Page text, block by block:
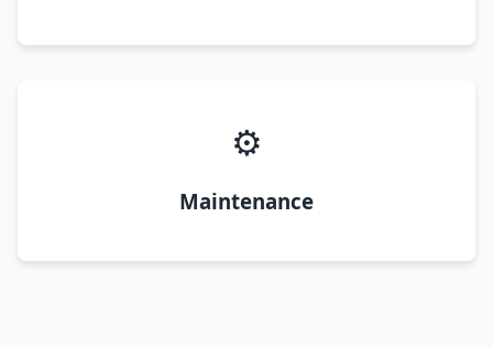
⚙️
Maintenance